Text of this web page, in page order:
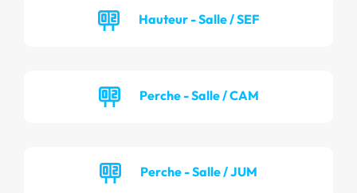
Hauteur - Salle / SEF
Perche - Salle / CAM
Perche - Salle / JUM